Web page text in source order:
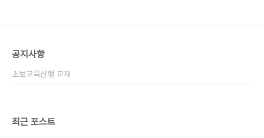
서도 안되고 무조건 강화만 해서도 안된다는 것을 염
만을 사용할 경우 주위 근육에 약화로 오히려 저해
공지사항
초보교육산행 교재
최근 포스트